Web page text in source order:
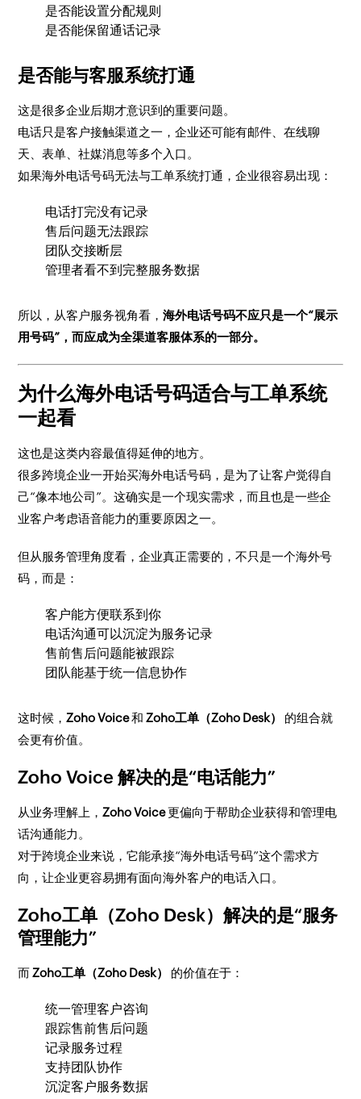
是否能设置分配规则
是否能保留通话记录
是否能与客服系统打通
这是很多企业后期才意识到的重要问题。
电话只是客户接触渠道之一，企业还可能有邮件、在线聊
天、表单、社媒消息等多个入口。
如果海外电话号码无法与工单系统打通，企业很容易出现：
电话打完没有记录
售后问题无法跟踪
团队交接断层
管理者看不到完整服务数据
所以，从客户服务视角看，海外电话号码不应只是一个“展示
用号码”，而应成为全渠道客服体系的一部分。
为什么海外电话号码适合与工单系统
一起看
这也是这类内容最值得延伸的地方。
很多跨境企业一开始买海外电话号码，是为了让客户觉得自
己“像本地公司”。这确实是一个现实需求，而且也是一些企
业客户考虑语音能力的重要原因之一。
但从服务管理角度看，企业真正需要的，不只是一个海外号
码，而是：
客户能方便联系到你
电话沟通可以沉淀为服务记录
售前售后问题能被跟踪
团队能基于统一信息协作
这时候，Zoho Voice和Zoho工单（Zoho Desk）
的组合就
会更有价值。
Zoho Voice 解决的是“电话能力”
从业务理解上，Zoho Voice更偏向于帮助企业获得和管理电
话沟通能力。
对于跨境企业来说，它能承接“海外电话号码”这个需求方
向，让企业更容易拥有面向海外客户的电话入口。
Zoho工单（Zoho Desk）解决的是“服务
管理能力”
而Zoho工单（Zoho Desk） 的价值在于：
统一管理客户咨询
跟踪售前售后问题
记录服务过程
支持团队协作
沉淀客户服务数据